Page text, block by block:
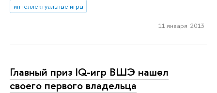
интеллектуальные игры
11 января 2013
Главный приз IQ-игр ВШЭ нашел
своего первого владельца